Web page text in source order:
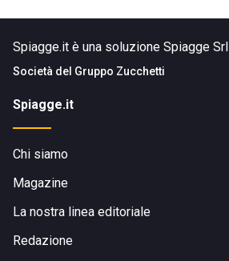
Spiagge.it è una soluzione Spiagge Srl
Società del Gruppo Zucchetti
Spiagge.it
Chi siamo
Magazine
La nostra linea editoriale
Redazione